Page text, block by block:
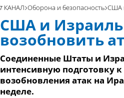
7 КАНАЛ Оборона и безопасность США и
США и Израиль
возобновить
Соединенные Штаты и
интенсивную подготовку
возобновления атак на
неделе.